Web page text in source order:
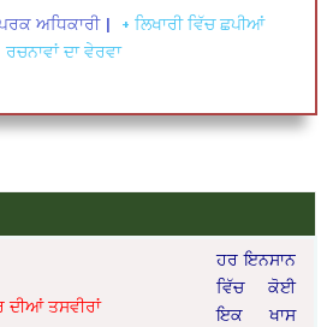
ਅਧਿਕਾਰੀ |
+ ਲਿਖਾਰੀ ਵਿੱਚ ਛਪੀਆਂ
ਰਚਨਾਵਾਂ ਦਾ ਵੇਰਵਾ
ਤਸਵੀਰਾਂ
ਹਰ ਇਨਸਾਨ
ਵਿੱਚ ਕੋਈ
ਇਕ ਖਾਸ